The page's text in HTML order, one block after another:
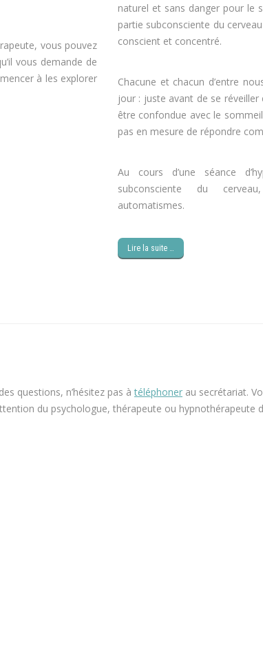
vous pouvez
vous demande de
à les explorer
naturel et sans danger pour le
partie subconsciente du
conscient et concentré.
Chacune et chacun d’entre
jour : juste avant de se réveiller
être confondue avec le
pas en mesure de répondre
Au cours d’une séance
subconsciente du
automatismes.
Lire la suite …
questions, n’hésitez pas àtéléphoner au secrétariat.
du psychologue, thérapeute ou hypnothérapeute